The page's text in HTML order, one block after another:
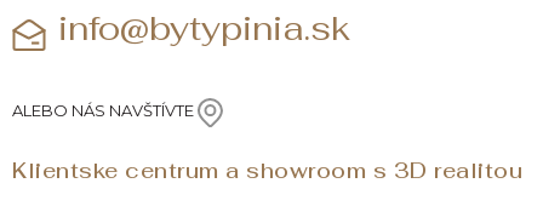
info@bytypinia.sk
ALEBO NÁS NAVŠTÍVTE
Klientske centrum a showroom s 3D realitou